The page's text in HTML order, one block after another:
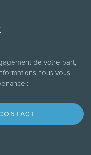
de votre part,
nous vous
: